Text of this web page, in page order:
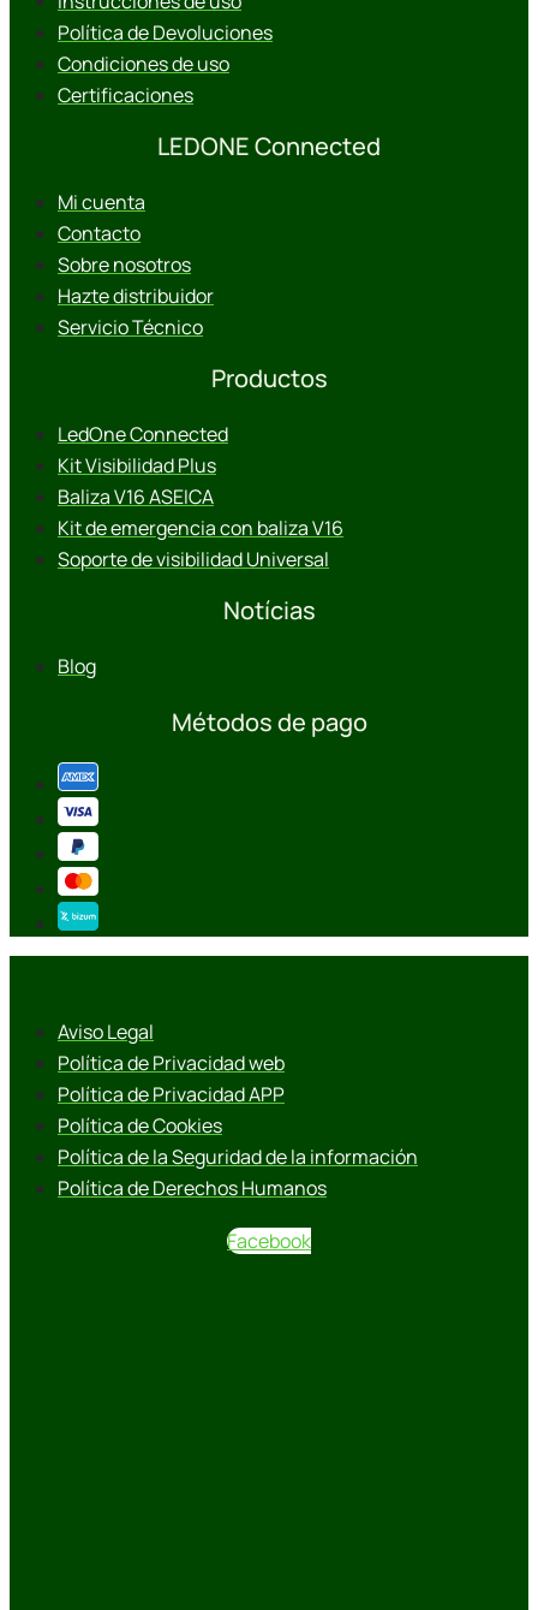
Política de Devoluciones
Condiciones de uso
Certificaciones
LEDONE Connected
Mi cuenta
Contacto
Sobre nosotros
Hazte distribuidor
Servicio Técnico
Productos
LedOne Connected
Kit Visibilidad Plus
Baliza V16 ASEICA
Kit de emergencia con baliza V16
Soporte de visibilidad Universal
Notícias
Blog
Métodos de pago
Aviso Legal
Política de Privacidad web
Política de Privacidad APP
Política de Cookies
Política de la Seguridad de la información
Política de Derechos Humanos
Facebook